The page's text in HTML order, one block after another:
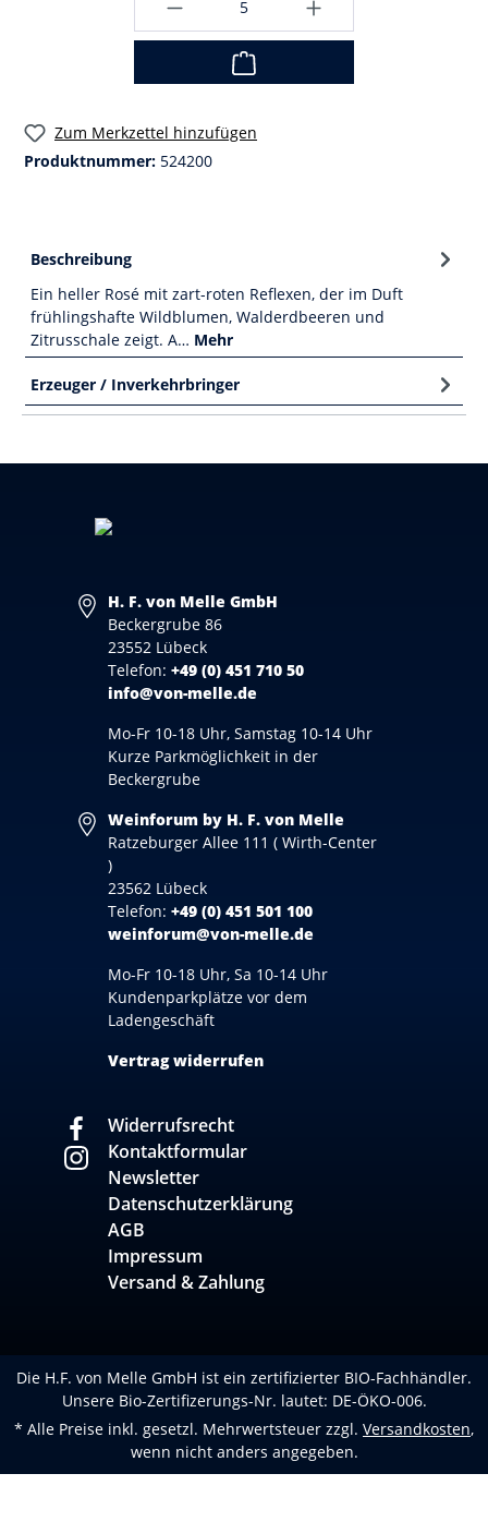
Zum Merkzettel hinzufügen
Produktnummer: 524200
Beschreibung
Ein heller Rosé mit zart-roten Reflexen, der im Duft
frühlingshafte Wildblumen, Walderdbeeren und
Zitrusschale zeigt. A… Mehr
Erzeuger / Inverkehrbringer
H. F. von Melle GmbH
Beckergrube 86
23552 Lübeck
Telefon: +49 (0) 451 710 50
info@von-melle.de
Mo-Fr 10-18 Uhr, Samstag 10-14 Uhr
Kurze Parkmöglichkeit in der
Beckergrube
Weinforum by H. F. von Melle
Ratzeburger Allee 111 ( Wirth-Center
)
23562 Lübeck
Telefon: +49 (0) 451 501 100
weinforum@von-melle.de
Mo-Fr 10-18 Uhr, Sa 10-14 Uhr
Kundenparkplätze vor dem
Ladengeschäft
Vertrag widerrufen
Widerrufsrecht
Kontaktformular
Newsletter
Datenschutzerklärung
AGB
Impressum
Versand & Zahlung
Die H.F. von Melle GmbH ist ein zertifizierter BIO-Fachhändler.
Unsere Bio-Zertifizerungs-Nr. lautet: DE-ÖKO-006.
* Alle Preise inkl. gesetzl. Mehrwertsteuer zzgl. Versandkosten,
wenn nicht anders angegeben.